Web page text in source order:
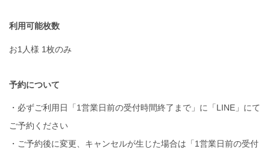
利用可能枚数
お1人様 1枚のみ
予約について
・必ずご利用日「1営業日前の受付時間終了まで」に「LINE」にて
ご予約ください
・ご予約後に変更、キャンセルが生じた場合は「1営業日前の受付